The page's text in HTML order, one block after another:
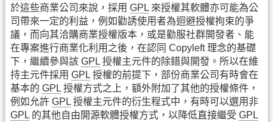
於這些商業公司來說，採用 GPL 來授權其軟體亦可能為公
司帶來一定的利益，例如勸誘使用者為迴避授權拘束的爭
議，而向其洽購商業授權版本，或是勸服社群開發者、能
在專案進行商業化利用之後，在認同 Copyleft 理念的基礎
下，繼續參與該 GPL 授權主元件的除錯與開發。所以在維
持主元件採用 GPL 授權的前提下，部份商業公司有時會在
基本的 GPL 授權方式之上，額外附加了其他的授權條件，
例如允許 GPL 授權主元件的衍生程式中，有時可以選用非
GPL 的其他自由開源軟體授權方式，以降低直接繼受 GPL